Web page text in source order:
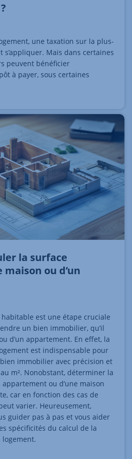
une taxation sur la plus-
Mais dans certaines
peuvent bénéficier
à payer, sous certaines
la surface
ou d’un
est une étape cruciale
un bien immobilier, qu’il
d’un appartement. En effet, la
est indispensable pour
immobilier avec précision et
m². Nonobstant, déterminer la
ou d’une maison
car en fonction des cas de
varier. Heureusement,
guider pas à pas et vous aider
spécificités du calcul de la
logement.